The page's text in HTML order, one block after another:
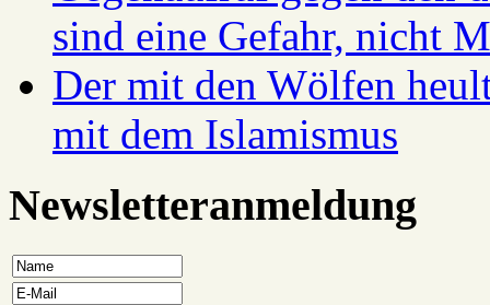
sind eine Gefahr, nicht
Der mit den Wölfen
mit dem Islamismus
Newsletteranmeldung